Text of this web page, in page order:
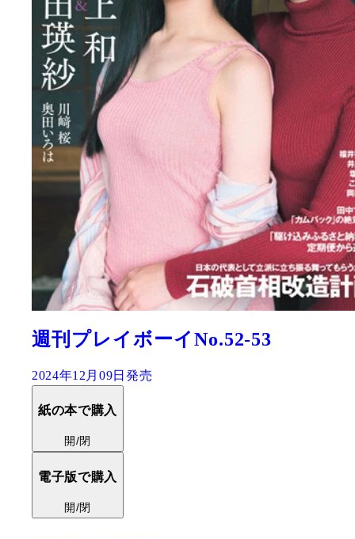
週刊プレイボーイNo.52-53
2024年12月09日発売
紙の本で購入
開/閉
電子版で購入
開/閉